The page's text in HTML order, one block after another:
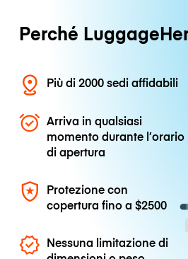
Perché
Più di 2000 sedi affidabili
Arriva in qualsiasi
momento durante l’orario
di apertura
Protezione con
copertura fino a$2500
Nessuna limitazione di